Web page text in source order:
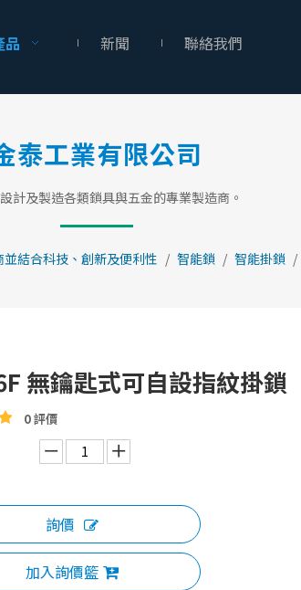
品 新聞 聯絡我們
泰工業有限公司
計及製造各類鎖具與五金的專業製造商。
結合科技、創新及便利性 / 智能鎖 / 智能掛鎖 /
無鑰匙式可自設指紋掛鎖
0 評價
詢價
加入詢價籃